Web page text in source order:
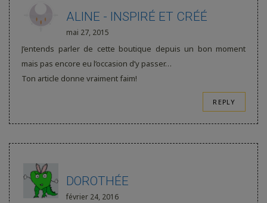
ALINE - INSPIRÉ ET CRÉÉ
mai 27, 2015
J’entends parler de cette boutique depuis un bon moment
mais pas encore eu l’occasion d’y passer…
Ton article donne vraiment faim!
REPLY
DOROTHÉE
février 24, 2016